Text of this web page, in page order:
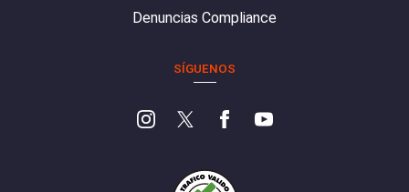
Denuncias Compliance
SÍGUENOS